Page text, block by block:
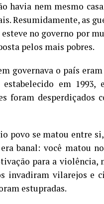
nem mesmo
Resumidamente, as
no governo por
pelos mais pobres.
governava o país
em 1993,
foram desperdiçados
povo se matou entre
banal: você matou
para a violência,
invadiram vilarejos e
estupradas.